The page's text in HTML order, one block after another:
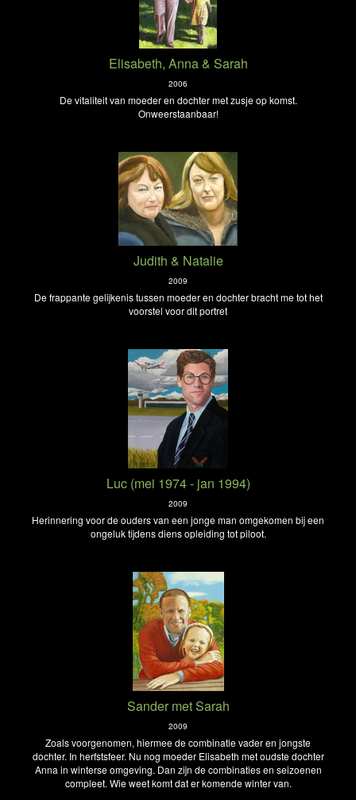
Elisabeth, Anna & Sarah
2006
De vitaliteit van moeder en dochter met zusje op komst.
Onweerstaanbaar!
Judith & Natalie
2009
De frappante gelijkenis tussen moeder en dochter bracht me tot het
voorstel voor dit portret
Luc (mei 1974 - jan 1994)
2009
Herinnering voor de ouders van een jonge man omgekomen bij een
ongeluk tijdens diens opleiding tot piloot.
Sander met Sarah
2009
Zoals voorgenomen, hiermee de combinatie vader en jongste
dochter. In herfstsfeer. Nu nog moeder Elisabeth met oudste dochter
Anna in winterse omgeving. Dan zijn de combinaties en seizoenen
compleet. Wie weet komt dat er komende winter van.